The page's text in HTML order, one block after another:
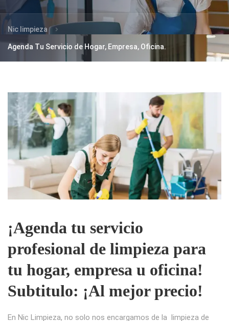
Nic limpieza
Agenda Tu Servicio de Hogar, Empresa, Oficina.
¡Agenda tu servicio
profesional de limpieza para
tu hogar, empresa u oficina!
Subtitulo: ¡Al mejor precio!
En Nic Limpieza, no solo nos encargamos de la limpieza de